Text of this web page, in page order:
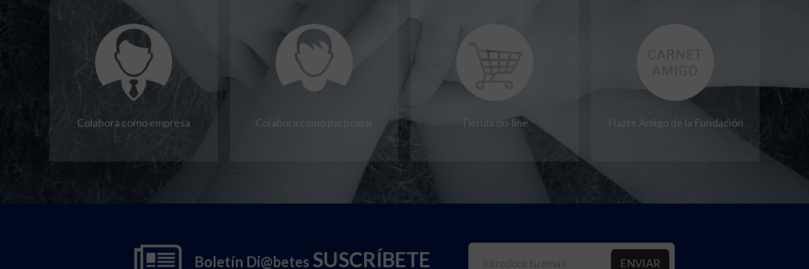
Colabora como empresa Colabora como particular Tienda on-line Hazte Amigo de la Fundación
Boletín Di@betes SUSCRÍBETE